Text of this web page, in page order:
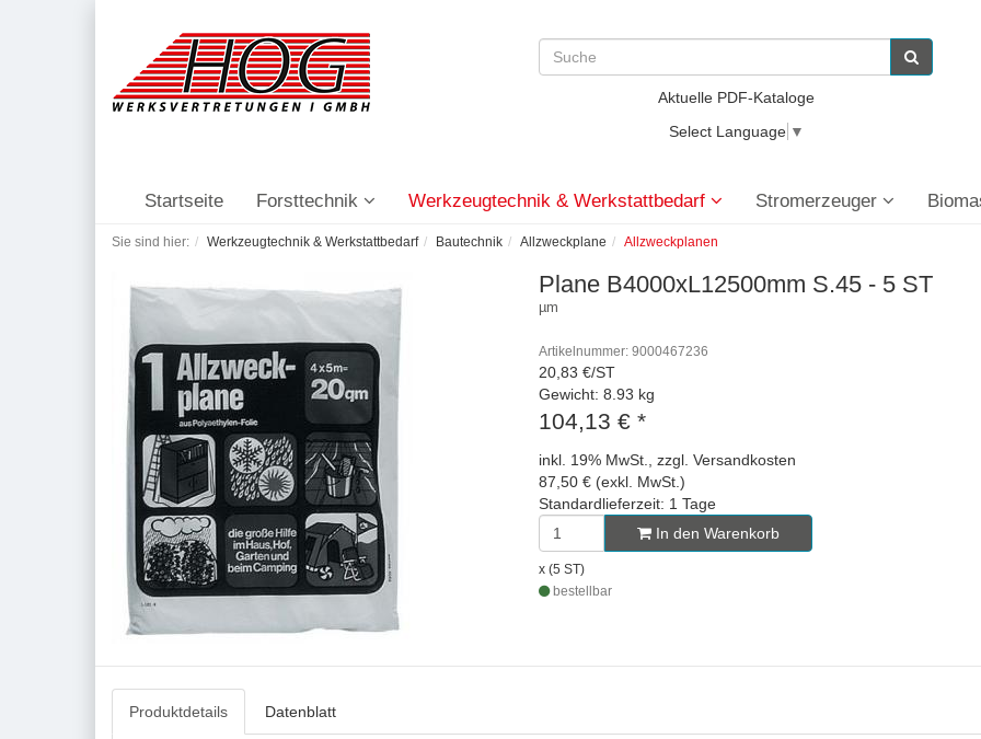
Aktuelle PDF-Kataloge
Select Language ▼
Startseite Forsttechnik Werkzeugtechnik & Werkstattbedarf Stromerzeuger
Sie sind hier: Werkzeugtechnik & Werkstattbedarf Bautechnik Allzweckplane Allzweckplanen
Plane B4000xL12500mm S.45 - 5 ST
µm
Artikelnummer: 9000467236
20,83 €/ST
Gewicht: 8.93 kg
104,13 € *
inkl. 19% MwSt., zzgl. Versandkosten
87,50 € (exkl. MwSt.)
Standardlieferzeit: 1 Tage
In den Warenkorb
x (5 ST)
bestellbar
Produktdetails Datenblatt